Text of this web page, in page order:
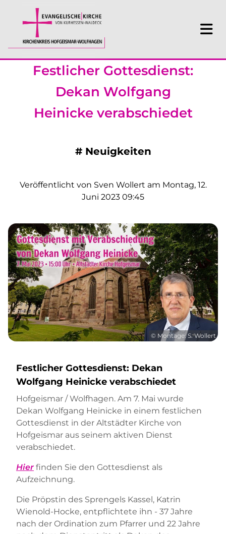
Festlicher Gottesdienst:
Dekan Wolfgang
Heinicke verabschiedet
# Neuigkeiten
Veröffentlicht von Sven Wollert am Montag, 12.
Juni 2023 09:45
© Montage: S. Wollert
Festlicher Gottesdienst: Dekan
Wolfgang Heinicke verabschiedet
Hofgeismar / Wolfhagen. Am 7. Mai wurde
Dekan Wolfgang Heinicke in einem festlichen
Gottesdienst in der Altstädter Kirche von
Hofgeismar aus seinem aktiven Dienst
verabschiedet.
Hier finden Sie den Gottesdienst als
Aufzeichnung.
Die Pröpstin des Sprengels Kassel, Katrin
Wienold-Hocke, entpflichtete ihn - 37 Jahre
nach der Ordination zum Pfarrer und 22 Jahre